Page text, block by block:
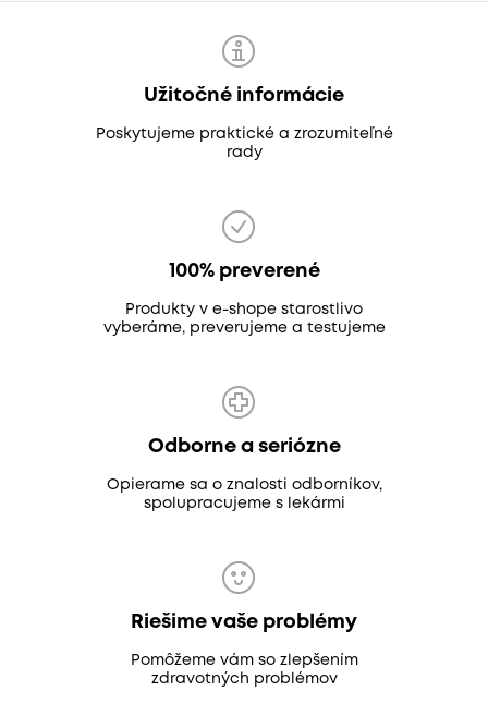
Užitočné informácie
Poskytujeme praktické a zrozumiteľné
rady
100% preverené
Produkty v e-shope starostlivo
vyberáme, preverujeme a testujeme
Odborne a seriózne
Opierame sa o znalosti odborníkov,
spolupracujeme s lekármi
Riešime vaše problémy
Pomôžeme vám so zlepšením
zdravotných problémov